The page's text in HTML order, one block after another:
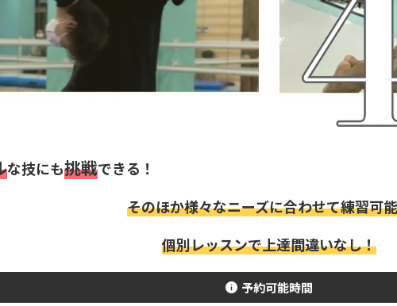
な技にも挑戦できる！
そのほか様々なニーズに合わせて練習可
個別レッスンで上達間違いなし！
予約可能時間